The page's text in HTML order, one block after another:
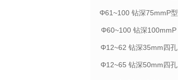
Φ61~100 钻深75mmP型
Φ60~100 钻深100mmP
Φ12~62 钻深35mm四孔
Φ12~65 钻深50mm四孔